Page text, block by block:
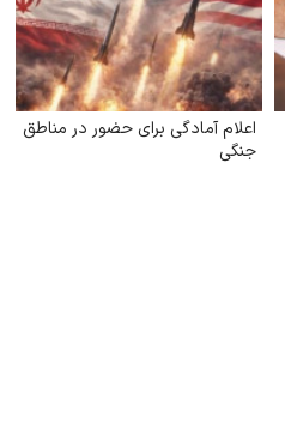
اعلام آمادگی برای حضور در مناطق
جنگی